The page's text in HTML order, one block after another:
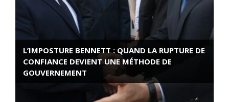
L’IMPOSTURE BENNETT : QUAND LA RUPTURE DE
CONFIANCE DEVIENT UNE MÉTHODE DE
GOUVERNEMENT